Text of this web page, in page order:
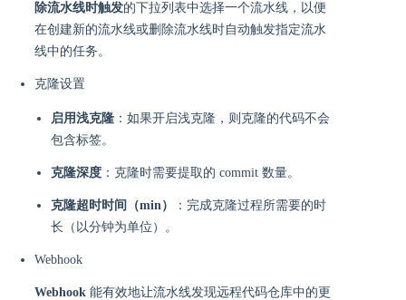
除流水线时触发的下拉列表中选择一个流水线，以便
在创建新的流水线或删除流水线时自动触发指定流水
线中的任务。
克隆设置
启用浅克隆 ：如果开启浅克隆，则克隆的代码不会
包含标签。
克隆深度 ：克隆时需要提取的 commit 数量。
克隆超时时间（min）
：完成克隆过程所需要的时
长（以分钟为单位）。
Webhook
Webhook 能有效地让流水线发现远程代码仓库中的更